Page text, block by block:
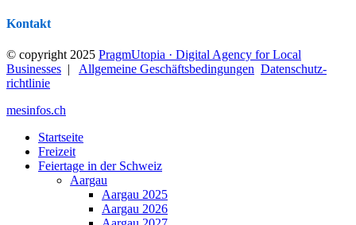
Kontakt
© copyright 2025 PragmUtopia · Digital Agency for Local
Businesses | Allgemeine Geschäftsbedingungen Datenschutz­
richtlinie
mesinfos.ch
Startseite
Freizeit
Feiertage in der Schweiz
Aargau
Aargau 2025
Aargau 2026